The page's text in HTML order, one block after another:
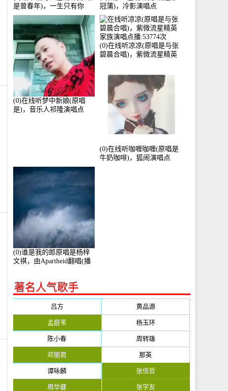
是曾春年)，一生只有你
《停币》演唱点播:51421次
冠蒲)，冷影演唱点
播:72342次
(0)在线听梦中新娘(原唱
是)，音乐人祁隆演唱点
(0)在线听凉凉(原唱是与张
碧晨合唱)，紫微流星精英
(0)在线听咖喱咖喱(原唱是
牛奶咖啡)，狐闹演唱点
(0)谁是我的郎原唱是杨梓
文祺，由Apartheid翻唱(播
著名人气歌手
吕方 黄品源
孟庭苇 杨玉环
陈小春 周转雄
邓丽君 那英
谭咏麟 张信哲
周华健 张学友